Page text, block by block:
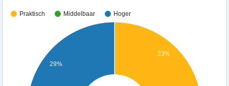
Praktisch Middelbaar Hoger
23%
29%